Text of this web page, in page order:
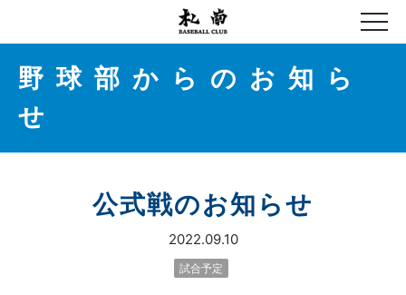
野球部からのお知ら
せ
公式戦のお知らせ
2022.09.10
試合予定